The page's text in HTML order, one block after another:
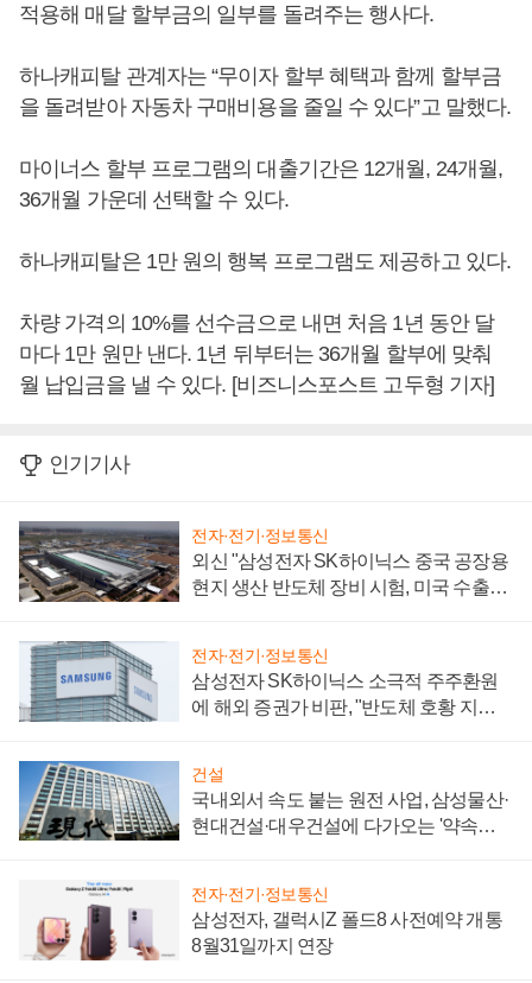
적용해 매달 할부금의 일부를 돌려주는 행사다.
하나캐피탈 관계자는 “무이자 할부 혜택과 함께 할부금
을 돌려받아 자동차 구매비용을 줄일 수 있다”고 말했다.
마이너스 할부 프로그램의 대출기간은 12개월, 24개월,
36개월 가운데 선택할 수 있다.
하나캐피탈은 1만 원의 행복 프로그램도 제공하고 있다.
차량 가격의 10%를 선수금으로 내면 처음 1년 동안 달
마다 1만 원만 낸다. 1년 뒤부터는 36개월 할부에 맞춰
월 납입금을 낼 수 있다. [비즈니스포스트 고두형 기자]
인기기사
전자·전기·정보통신
외신 "삼성전자 SK하이닉스 중국 공장용
현지 생산 반도체 장비 시험, 미국 수출통
전자·전기·정보통신
삼성전자 SK하이닉스 소극적 주주환원
에 해외 증권가 비판, "반도체 호황 지속
건설
국내외서 속도 붙는 원전 사업, 삼성물산·
현대건설·대우건설에 다가오는 '약속의
전자·전기·정보통신
삼성전자, 갤럭시Z 폴드8 사전예약 개통
8월31일까지 연장